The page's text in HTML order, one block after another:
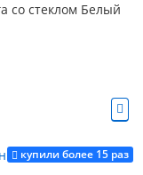
со стеклом Белый
купили более 15 раз